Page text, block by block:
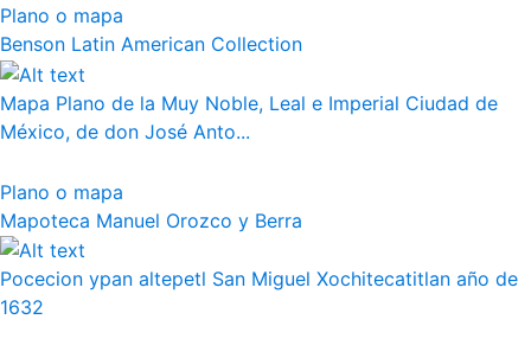
Plano o mapa
Benson Latin American Collection
Mapa Plano de la Muy Noble, Leal e Imperial Ciudad de
México, de don José Anto...
Plano o mapa
Mapoteca Manuel Orozco y Berra
Pocecion ypan altepetl San Miguel Xochitecatitlan año de
1632